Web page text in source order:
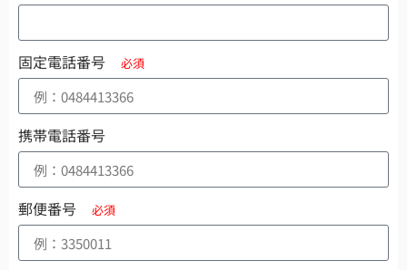
固定電話番号
携帯電話番号
郵便番号